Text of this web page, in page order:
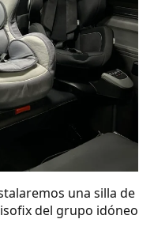
una silla de
del grupo idóneo